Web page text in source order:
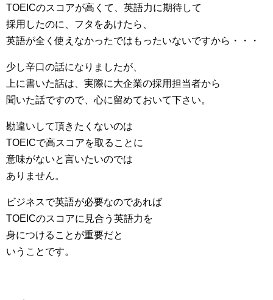
TOEICのスコアが高くて、英語力に期待して
採用したのに、フタをあけたら、
英語が全く使えなかったではもったいないですから・・・
少し辛口の話になりましたが、
上に書いた話は、実際に大企業の採用担当者から
聞いた話ですので、心に留めておいて下さい。
勘違いして頂きたくないのは
TOEICで高スコアを取ることに
意味がないと言いたいのでは
ありません。
ビジネスで英語が必要なのであれば
TOEICのスコアに見合う英語力を
身につけることが重要だと
いうことです。